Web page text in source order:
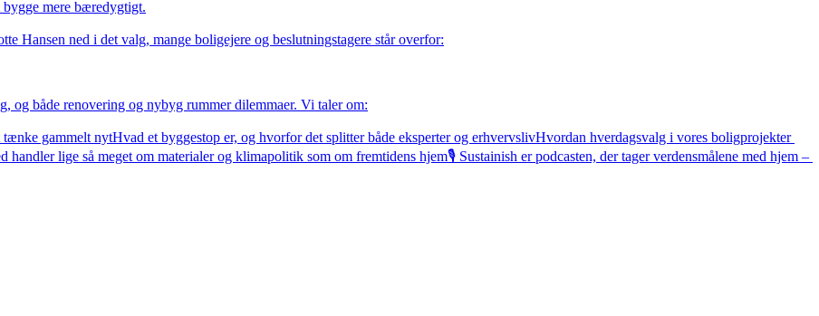
mere bæredygtigt.
Hansen ned i det valg, mange boligejere og beslutningstagere står overfor:
og både renovering og nybyg rummer dilemmaer. Vi taler om:
gammelt nytHvad et byggestop er, og hvorfor det splitter både eksperter og erhvervslivHvordan hverdagsvalg i vores boligprojekter
lige så meget om materialer og klimapolitik som om fremtidens hjem🎙️ Sustainish er podcasten, der tager verdensmålene med hjem –